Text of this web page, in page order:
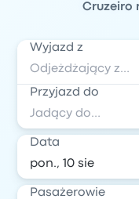
Cruzeiro
Wyjazd z
Przyjazd do
Data
Pasażerowie